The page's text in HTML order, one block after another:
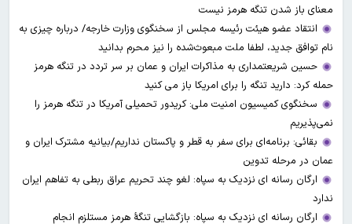
معنای باز شدن تنگه هرمز نیست
انتقاد عضو هیئت رئیسه مجلس از سخنگوی وزارت خارجه/ درباره چیزی به
نام توافق جدید، لطفا ملت مبعوث‌شده را نیز محرم بدانید
حسین شریعتمداری به مذاکرات ایران و عمان بر سر تردد در تنگه هرمز
حمله کرد: دارید تنگه را برای امریکا باز می کنید
سخنگوی کمیسیون امنیت ملی: کریدور تحمیلی آمریکا در تنگه هرمز را
نمی‌پذیریم
بقائی: برنامه‌ای برای سفر به قطر و پاکستان نداریم/بیانیه مشترک ایران و
عمان در مرحله تدوین
ارگان رسانه ای نزدیک به سپاه: لغو چند تحریم عراق ربطی به تفاهم ایران
ندارد
ارگان رسانه ای نزدیک به سپاه: بازگشایی تنگۀ هرمز مستلزم انجام